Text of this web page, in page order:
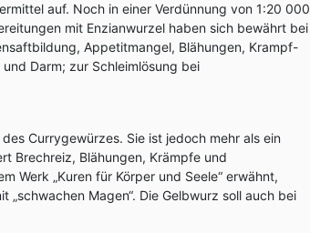
auf. Noch in einer Verdünnung von 1:20 000
mit Enzianwurzel haben sich bewährt bei
Appetitmangel, Blähungen, Krampf-
Darm; zur Schleimlösung bei
Currygewürzes. Sie ist jedoch mehr als ein
Brechreiz, Blähungen, Krämpfe und
Werk „Kuren für Körper und Seele“ erwähnt,
„schwachen Magen“. Die Gelbwurz soll auch bei